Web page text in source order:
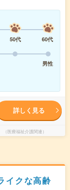
50代
60代
男性
詳しく見る
医療福祉介護関連）
イクな高齢